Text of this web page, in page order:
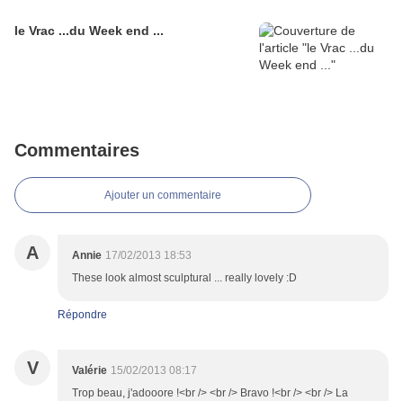
le Vrac ...du Week end ...
Commentaires
Ajouter un commentaire
A Annie 17/02/2013 18:53
These look almost sculptural ... really lovely :D
Répondre
V Valérie 15/02/2013 08:17
Trop beau, j'adooore !<br /> <br /> Bravo !<br /> <br /> La